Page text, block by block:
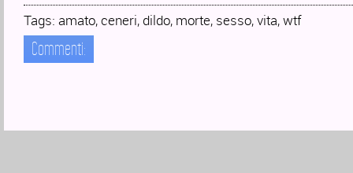
Tags: amato,ceneri, dildo, morte, sesso,vita,wtf
Commenti: